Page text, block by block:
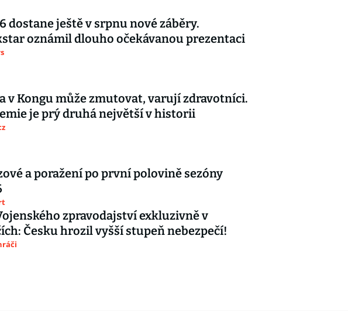
6 dostane ještě v srpnu nové záběry.
oznámil dlouho očekávanou prezentaci
v Kongu může zmutovat, varují zdravotníci.
je prý druhá největší v historii
a poražení po první polovině sezóny
zpravodajství exkluzivně v
Česku hrozil vyšší stupeň nebezpečí!